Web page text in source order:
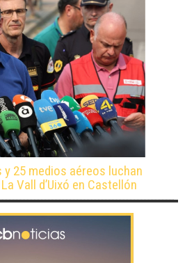
25 medios aéreos luchan
Vall d’Uixó en Castellón